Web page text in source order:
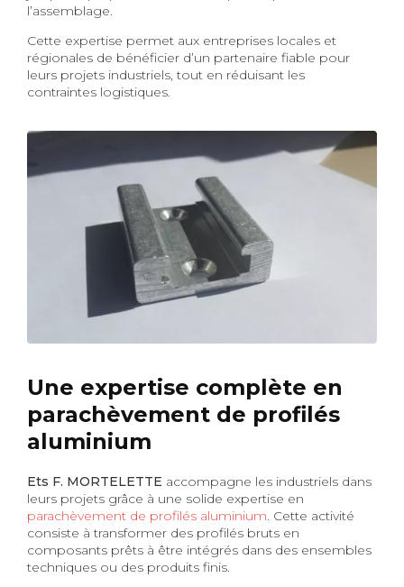
l’assemblage.
Cette expertise permet aux entreprises locales et
régionales de bénéficier d’un partenaire fiable pour
leurs projets industriels, tout en réduisant les
contraintes logistiques.
Une expertise complète en
parachèvement de profilés
aluminium
Ets F. MORTELETTE accompagne les industriels dans
leurs projets grâce à une solide expertise en
parachèvement de profilés aluminium. Cette activité
consiste à transformer des profilés bruts en
composants prêts à être intégrés dans des ensembles
techniques ou des produits finis.